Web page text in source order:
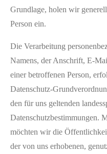
Grundlage, holen wir
Person ein.
Die Verarbeitung
Namens, der Anschrift, E-
einer betroffenen Person,
Datenschutz-
den für uns geltenden
Datenschutzbestimmungen.
möchten wir die
der von uns erhobenen,